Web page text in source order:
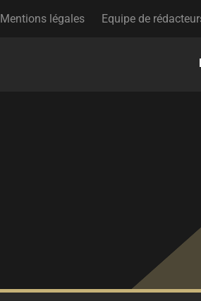
Mentions légales Equipe de